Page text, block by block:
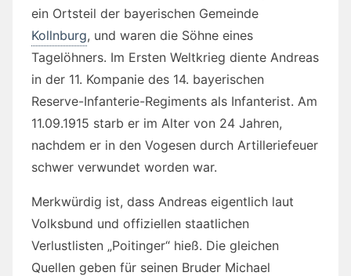
ein Ortsteil der bayerischen Gemeinde
Kollnburg, und waren die Söhne eines
Tagelöhners. Im Ersten Weltkrieg diente Andreas
in der 11. Kompanie des 14. bayerischen
Reserve-Infanterie-Regiments als Infanterist. Am
11.09.1915 starb er im Alter von 24 Jahren,
nachdem er in den Vogesen durch Artilleriefeuer
schwer verwundet worden war.
Merkwürdig ist, dass Andreas eigentlich laut
Volksbund und offiziellen staatlichen
Verlustlisten „Poitinger“ hieß. Die gleichen
Quellen geben für seinen Bruder Michael